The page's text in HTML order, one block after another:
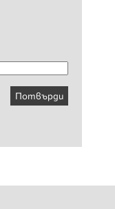
Потвърди